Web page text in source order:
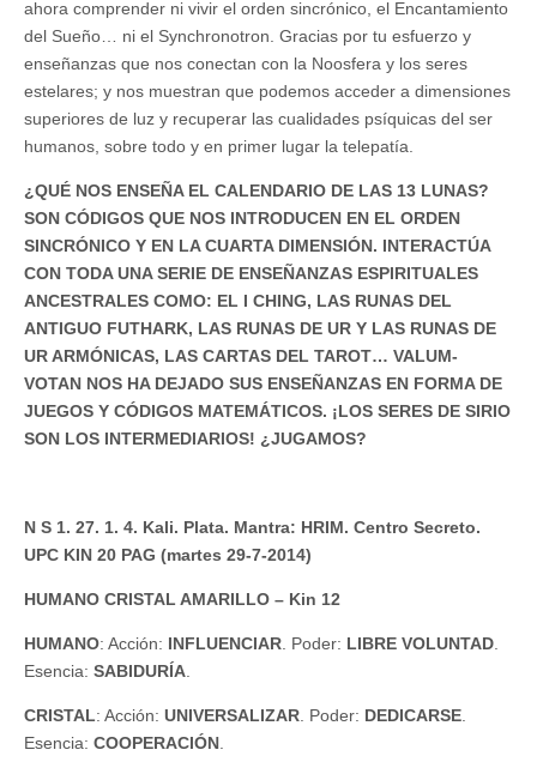
ahora comprender ni vivir el orden sincrónico, el Encantamiento
del Sueño… ni el Synchronotron. Gracias por tu esfuerzo y
enseñanzas que nos conectan con la Noosfera y los seres
estelares; y nos muestran que podemos acceder a dimensiones
superiores de luz y recuperar las cualidades psíquicas del ser
humanos, sobre todo y en primer lugar la telepatía.
¿QUÉ NOS ENSEÑA EL CALENDARIO DE LAS 13 LUNAS?
SON CÓDIGOS QUE NOS INTRODUCEN EN EL ORDEN
SINCRÓNICO Y EN LA CUARTA DIMENSIÓN. INTERACTÚA
CON TODA UNA SERIE DE ENSEÑANZAS ESPIRITUALES
ANCESTRALES COMO: EL I CHING, LAS RUNAS DEL
ANTIGUO FUTHARK, LAS RUNAS DE UR Y LAS RUNAS DE
UR ARMÓNICAS, LAS CARTAS DEL TAROT… VALUM-
VOTAN NOS HA DEJADO SUS ENSEÑANZAS EN FORMA DE
JUEGOS Y CÓDIGOS MATEMÁTICOS. ¡LOS SERES DE SIRIO
SON LOS INTERMEDIARIOS! ¿JUGAMOS?
N S 1. 27. 1. 4. Kali. Plata. Mantra: HRIM. Centro Secreto.
UPC KIN 20 PAG (martes 29-7-2014)
HUMANO CRISTAL AMARILLO – Kin 12
HUMANO: Acción: INFLUENCIAR . Poder: LIBRE VOLUNTAD
Esencia: SABIDURÍA
CRISTAL: Acción: UNIVERSALIZAR . Poder: DEDICARSE
Esencia: COOPERACIÓN